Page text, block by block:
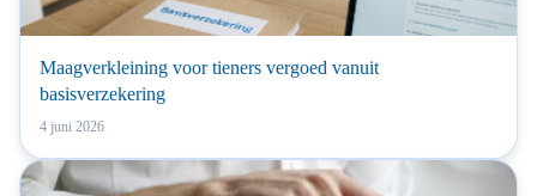
Maagverkleining voor tieners vergoed vanuit
basisverzekering
4 juni 2026